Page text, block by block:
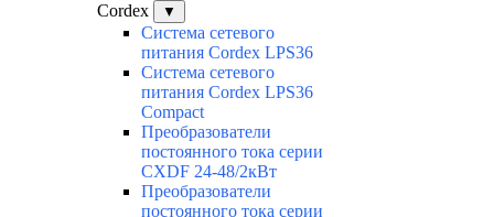
Cordex
▼
Система сетевого
питания Cordex LPS36
Система сетевого
питания Cordex LPS36
Compact
Преобразователи
постоянного тока серии
CXDF 24-48/2кВт
Преобразователи
постоянного тока серии